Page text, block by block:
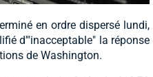
en ordre dispersé lundi,
d'"inacceptable" la réponse
de Washington.